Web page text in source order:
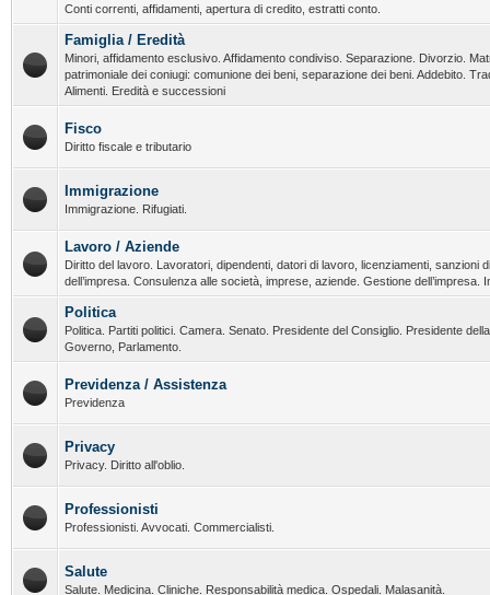
Conti correnti, affidamenti, apertura di credito, estratti conto.
Famiglia / Eredità
Minori, affidamento esclusivo. Affidamento condiviso. Separazione. Divorzio.
patrimoniale dei coniugi: comunione dei beni, separazione dei beni. Addebito.
Alimenti. Eredità e successioni
Fisco
Diritto fiscale e tributario
Immigrazione
Immigrazione. Rifugiati.
Lavoro / Aziende
Diritto del lavoro. Lavoratori, dipendenti, datori di lavoro, licenziamenti, sanzioni
dell’impresa. Consulenza alle società, imprese, aziende. Gestione dell’impresa.
Politica
Politica. Partiti politici. Camera. Senato. Presidente del Consiglio. Presidente
Governo, Parlamento.
Previdenza / Assistenza
Previdenza
Privacy
Privacy. Diritto all'oblio.
Professionisti
Professionisti. Avvocati. Commercialisti.
Salute
Salute. Medicina. Cliniche. Responsabilità medica. Ospedali. Malasanità.